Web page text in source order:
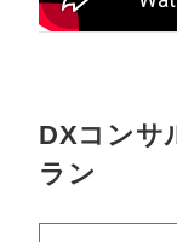
DXコンサ
ラン